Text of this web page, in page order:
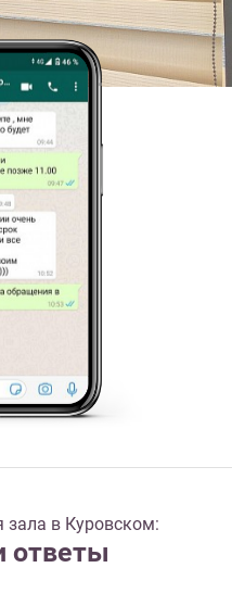
в Куровском:
ответы